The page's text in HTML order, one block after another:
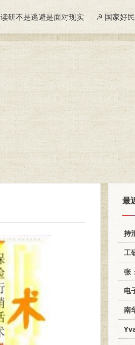
读研不是逃避是面对现实 ☭ 国家好
最
持
工
张
电
南